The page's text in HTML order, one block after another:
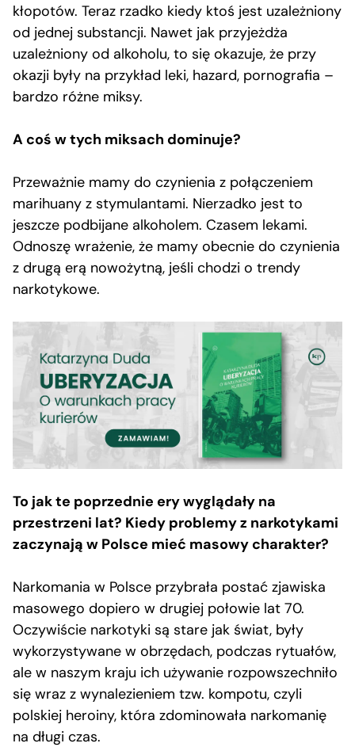
kłopotów. Teraz rzadko kiedy ktoś jest uzależniony
od jednej substancji. Nawet jak przyjeżdża
uzależniony od alkoholu, to się okazuje, że przy
okazji były na przykład leki, hazard, pornografia –
bardzo różne miksy.
A coś w tych miksach dominuje?
Przeważnie mamy do czynienia z połączeniem
marihuany z stymulantami. Nierzadko jest to
jeszcze podbijane alkoholem. Czasem lekami.
Odnoszę wrażenie, że mamy obecnie do czynienia
z drugą erą nowożytną, jeśli chodzi o trendy
narkotykowe.
To jak te poprzednie ery wyglądały na
przestrzeni lat? Kiedy problemy z narkotykami
zaczynają w Polsce mieć masowy charakter?
Narkomania w Polsce przybrała postać zjawiska
masowego dopiero w drugiej połowie lat 70.
Oczywiście narkotyki są stare jak świat, były
wykorzystywane w obrzędach, podczas rytuałów,
ale w naszym kraju ich używanie rozpowszechniło
się wraz z wynalezieniem tzw. kompotu, czyli
polskiej heroiny, która zdominowała narkomanię
na długi czas.